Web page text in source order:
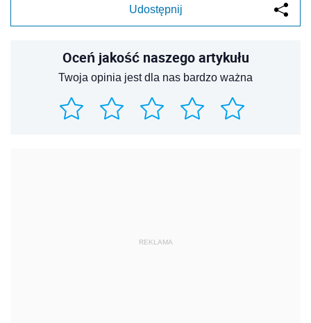
Udostępnij
Oceń jakość naszego artykułu
Twoja opinia jest dla nas bardzo ważna
REKLAMA